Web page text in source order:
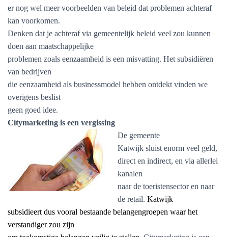
er nog wel meer voorbeelden van beleid dat problemen achteraf
kan voorkomen.
Denken dat je achteraf via gemeentelijk beleid veel zou kunnen
doen aan maatschappelijke
problemen zoals eenzaamheid is een misvatting. Het subsidiëren
van bedrijven
die eenzaamheid als businessmodel hebben ontdekt vinden we
overigens beslist
geen goed idee.
Citymarketing is een vergissing
De gemeente
Katwijk sluist enorm veel geld,
direct en indirect, en via allerlei
kanalen
naar de toeristensector en naar
de retail. Katwijk
subsidieert dus vooral bestaande belangengroepen waar het
verstandiger zou zijn